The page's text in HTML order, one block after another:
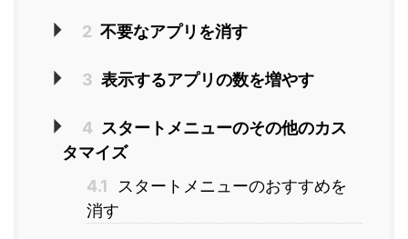
2 不要なアプリを消す
3 表示するアプリの数を増やす
4 スタートメニューのその他のカス
タマイズ
4.1
スタートメニューのおすすめを
消す